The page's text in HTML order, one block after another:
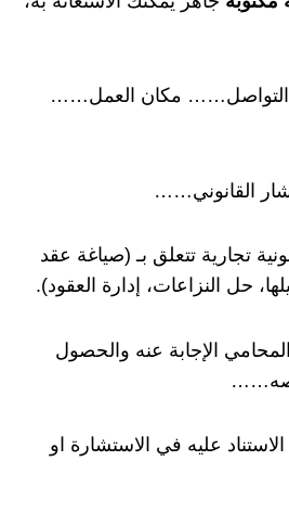
مكان العمل……
القانوني……
تجارية تتعلق بـ (صياغة عقد
حل النزاعات، إدارة العقود).
الإجابة عنه والحصول
عليه في الاستشارة او